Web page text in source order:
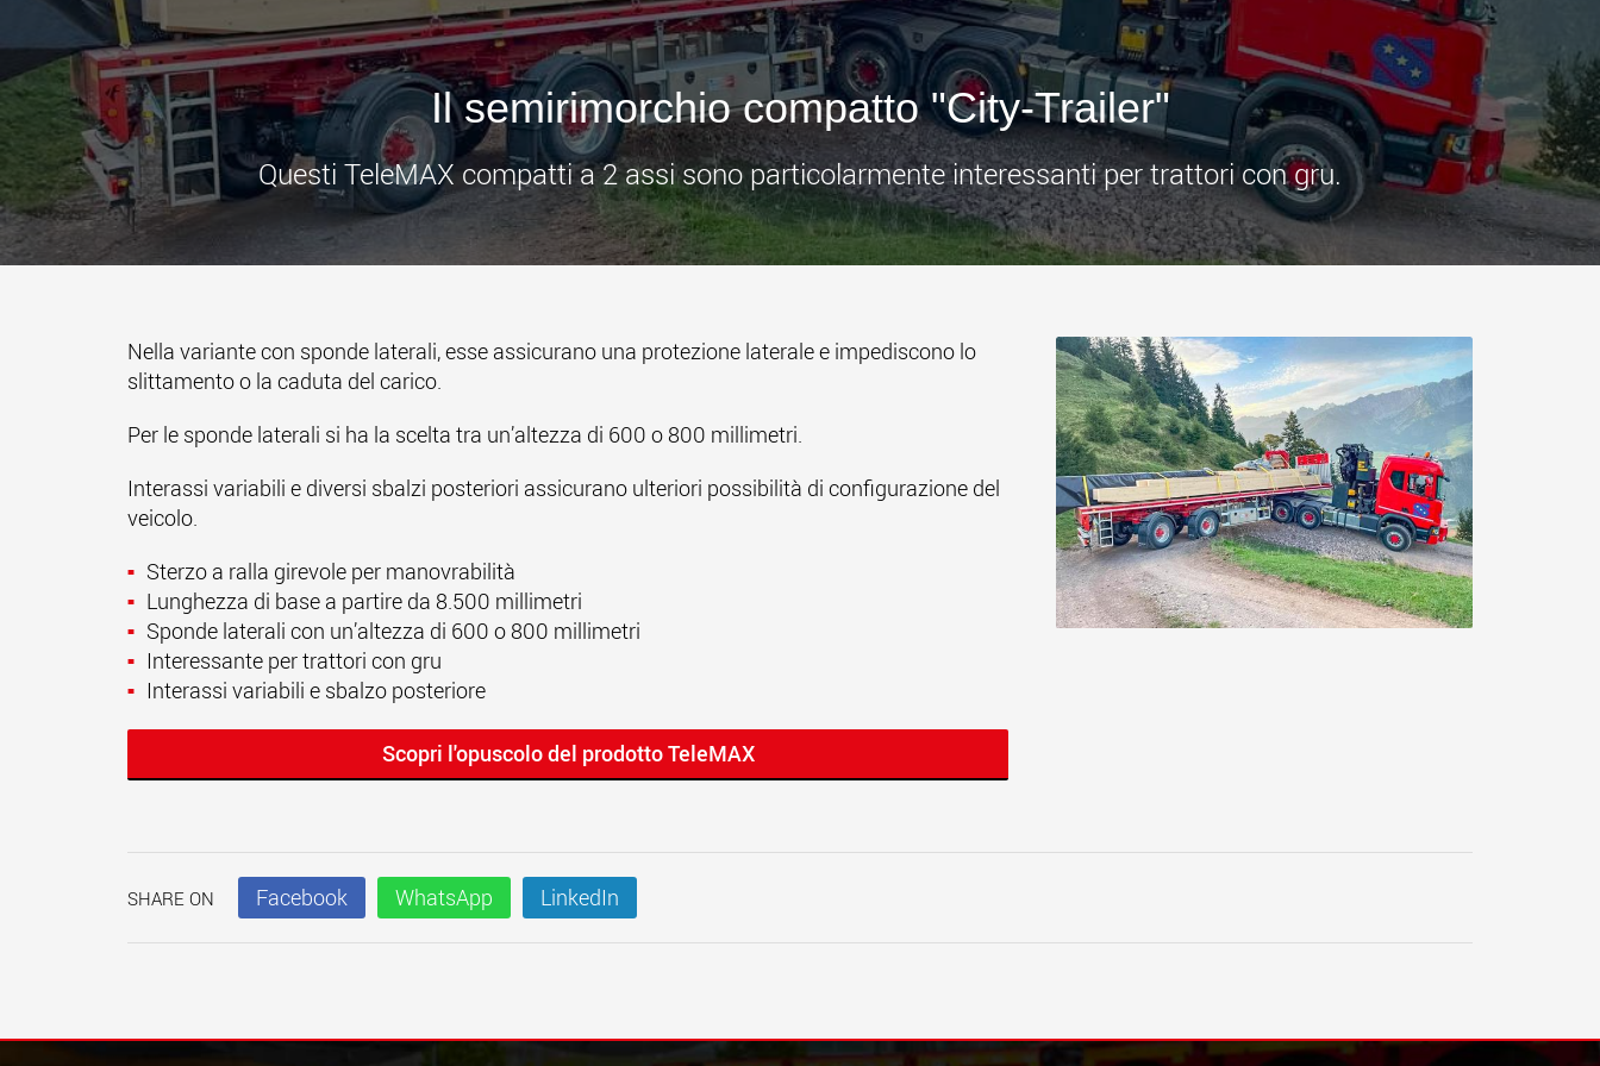
www.morello.us.com
www.cometto.com
Il semirimorchio compatto "City-Trailer"
Questi TeleMAX compatti a 2 assi sono particolarmente interessanti per trattori con gru.
Nella variante con sponde laterali, esse assicurano una protezione laterale e impediscono lo
slittamento o la caduta del carico.
Per le sponde laterali si ha la scelta tra un’altezza di 600 o 800 millimetri.
Interassi variabili e diversi sbalzi posteriori assicurano ulteriori possibilità di configurazione del
veicolo.
Sterzo a ralla girevole per manovrabilità
Lunghezza di base a partire da 8.500 millimetri
Sponde laterali con un’altezza di 600 o 800 millimetri
Interessante per trattori con gru
Interassi variabili e sbalzo posteriore
Scopri l'opuscolo del prodotto TeleMAX
SHARE ON Facebook WhatsApp LinkedIn